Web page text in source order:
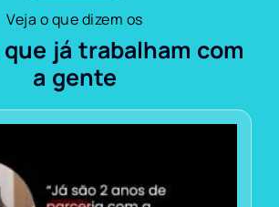
Veja o que dizem os
que já trabalham com
a gente